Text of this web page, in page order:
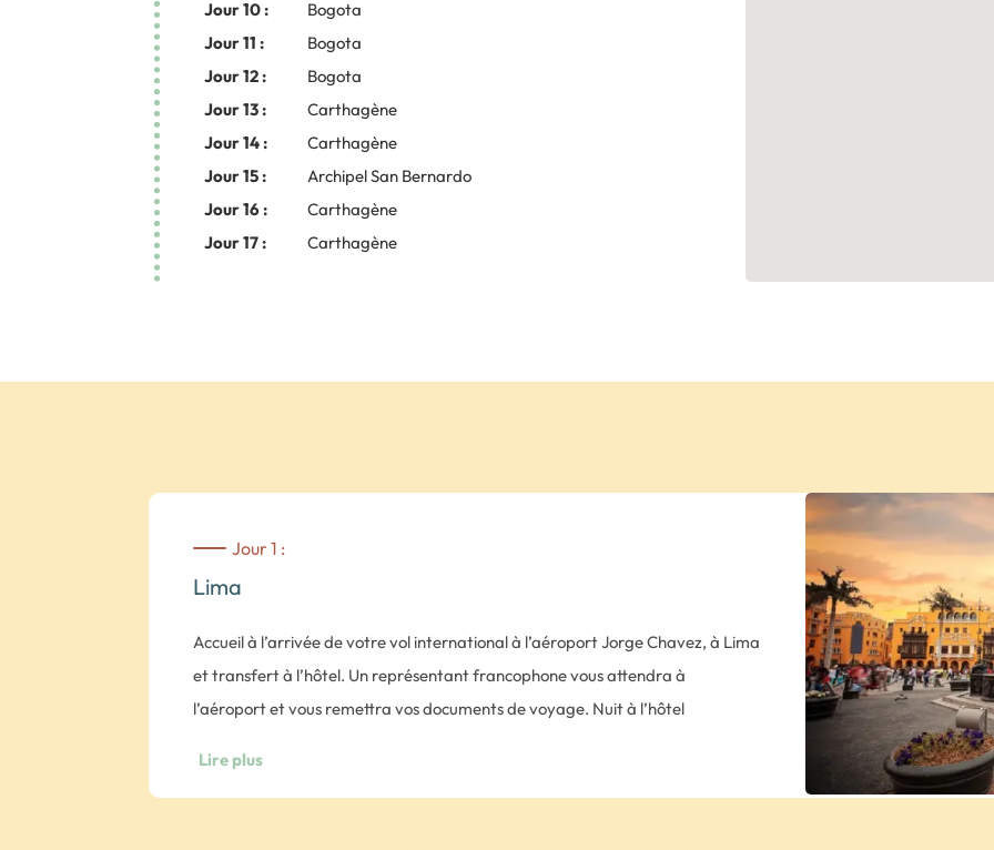
Jour 10 :
Bogota
Jour 11 :
Bogota
Jour 12 :
Bogota
Jour 13 :
Carthagène
Jour 14 :
Carthagène
Jour 15 :
Archipel San Bernardo
Jour 16 :
Carthagène
Jour 17 :
Carthagène
Jour 1 :
Lima
Accueil à l’arrivée de votre vol international à l’aéroport Jorge Chavez, à Lima
et transfert à l’hôtel. Un représentant francophone vous attendra à
l’aéroport et vous remettra vos documents de voyage. Nuit à l’hôtel
Lire plus